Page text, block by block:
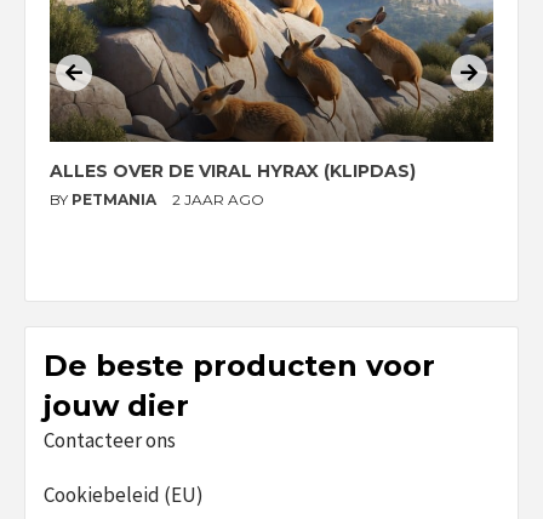
ALLES OVER DE VIRAL HYRAX (KLIPDAS)
BY PETMANIA 2 JAAR AGO
De beste producten voor
jouw dier
Contacteer ons
Cookiebeleid (EU)